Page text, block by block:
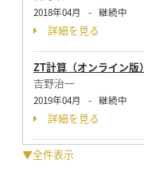
2018年04月 - 継続中
詳細を見る
ZT計算（オンライン版）
吉野治一
2019年04月 - 継続中
詳細を見る
▼全件表示